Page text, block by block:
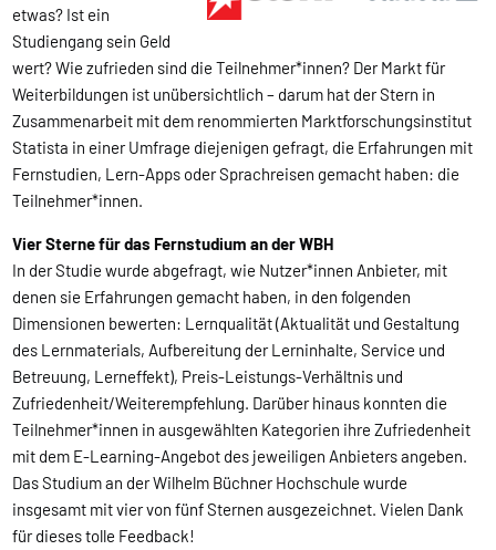
etwas? Ist ein
Studiengang sein Geld
wert? Wie zufrieden sind die Teilnehmer*innen? Der Markt für
Weiterbildungen ist unübersichtlich – darum hat der Stern in
Zusammenarbeit mit dem renommierten Marktforschungsinstitut
Statista in einer Umfrage diejenigen gefragt, die Erfahrungen mit
Fernstudien, Lern-Apps oder Sprachreisen gemacht haben: die
Teilnehmer*innen.
Vier Sterne für das Fernstudium an der WBH
In der Studie wurde abgefragt, wie Nutzer*innen Anbieter, mit
denen sie Erfahrungen gemacht haben, in den folgenden
Dimensionen bewerten: Lernqualität (Aktualität und Gestaltung
des Lernmaterials, Aufbereitung der Lerninhalte, Service und
Betreuung, Lerneffekt), Preis-Leistungs-Verhältnis und
Zufriedenheit/Weiterempfehlung. Darüber hinaus konnten die
Teilnehmer*innen in ausgewählten Kategorien ihre Zufriedenheit
mit dem E-Learning-Angebot des jeweiligen Anbieters angeben.
Das Studium an der Wilhelm Büchner Hochschule wurde
insgesamt mit vier von fünf Sternen ausgezeichnet. Vielen Dank
für dieses tolle Feedback!